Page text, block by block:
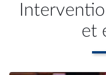
et